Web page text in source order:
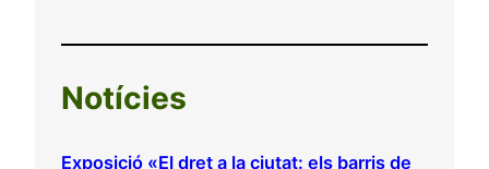
Notícies
Exposició «El dret a la ciutat: els barris de